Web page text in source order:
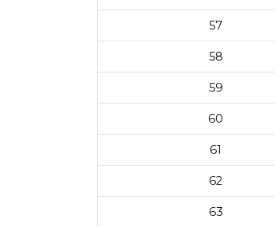
57
58
59
60
61
62
63